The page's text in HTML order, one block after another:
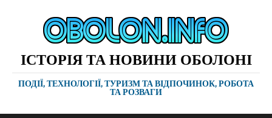
ІСТОРІЯ ТА НОВИНИ ОБОЛОНІ
ПОДІЇ, ТЕХНОЛОГІЇ, ТУРИЗМ ТА ВІДПОЧИНОК, РОБОТА
ТА РОЗВАГИ